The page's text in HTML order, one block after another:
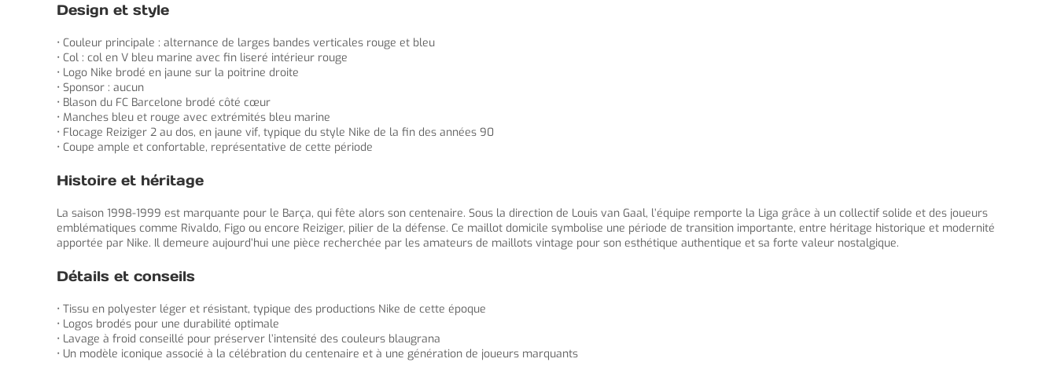
Design et style
• Couleur principale : alternance de larges bandes verticales rouge et bleu
• Col : col en V bleu marine avec fin liseré intérieur rouge
• Logo Nike brodé en jaune sur la poitrine droite
• Sponsor : aucun
• Blason du FC Barcelone brodé côté cœur
• Manches bleu et rouge avec extrémités bleu marine
• Flocage Reiziger 2 au dos, en jaune vif, typique du style Nike de la fin des années 90
• Coupe ample et confortable, représentative de cette période
Histoire et héritage
La saison 1998-1999 est marquante pour le Barça, qui fête alors son centenaire. Sous la direction de Louis van Gaal, l’équipe remporte la Liga grâce à un collectif solide et des joueurs
emblématiques comme Rivaldo, Figo ou encore Reiziger, pilier de la défense. Ce maillot domicile symbolise une période de transition importante, entre héritage historique et modernité
apportée par Nike. Il demeure aujourd’hui une pièce recherchée par les amateurs de maillots vintage pour son esthétique authentique et sa forte valeur nostalgique.
Détails et conseils
• Tissu en polyester léger et résistant, typique des productions Nike de cette époque
• Logos brodés pour une durabilité optimale
• Lavage à froid conseillé pour préserver l’intensité des couleurs blaugrana
• Un modèle iconique associé à la célébration du centenaire et à une génération de joueurs marquants